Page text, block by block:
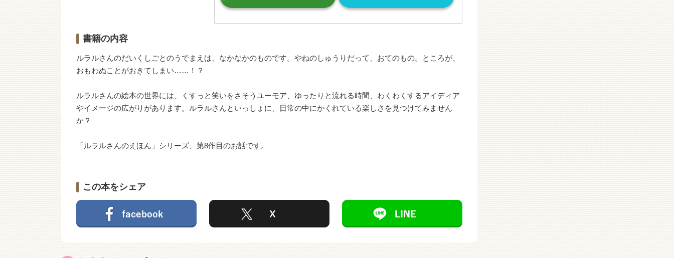
書籍の内容
ルラルさんのだいくしごとのうでまえは、なかなかのものです。やねのしゅうりだって、おてのもの。ところが、
おもわぬことがおきてしまい……！？
ルラルさんの絵本の世界には、くすっと笑いをさそうユーモア、ゆったりと流れる時間、わくわくするアイディア
やイメージの広がりがあります。ルラルさんといっしょに、日常の中にかくれている楽しさを見つけてみません
か？
「ルラルさんのえほん」シリーズ、第8作目のお話です。
この本をシェア